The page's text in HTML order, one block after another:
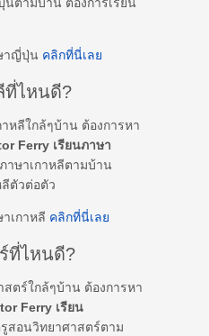
าญี่ปุ่น คลิกที่นี่เลย
ที่ไหนดี?
หลีใกล้ๆบ้าน ต้องการหา
Ferry เรียนภาษา
าษาเกาหลีตามบ้าน
ลีตัวต่อตัว
เกาหลี คลิกที่นี่เลย
ที่ไหนดี?
สตร์ใกล้ๆบ้าน ต้องการหา
Ferry เรียน
สอนวิทยาศาสตร์ตาม